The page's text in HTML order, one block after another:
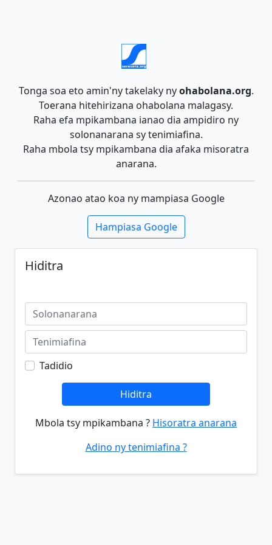
Tonga soa eto amin'ny takelaky nyohabolana.org.
Toerana hitehirizana ohabolana malagasy.
Raha efa mpikambana ianao dia ampidiro ny
solonanarana sy tenimiafina.
Raha mbola tsy mpikambana dia afaka misoratra
anarana.
Azonao atao koa ny mampiasa Google
Hampiasa Google
Hiditra
Tadidio
Hiditra
Mbola tsy mpikambana ? Hisoratra anarana
Adino ny tenimiafina ?